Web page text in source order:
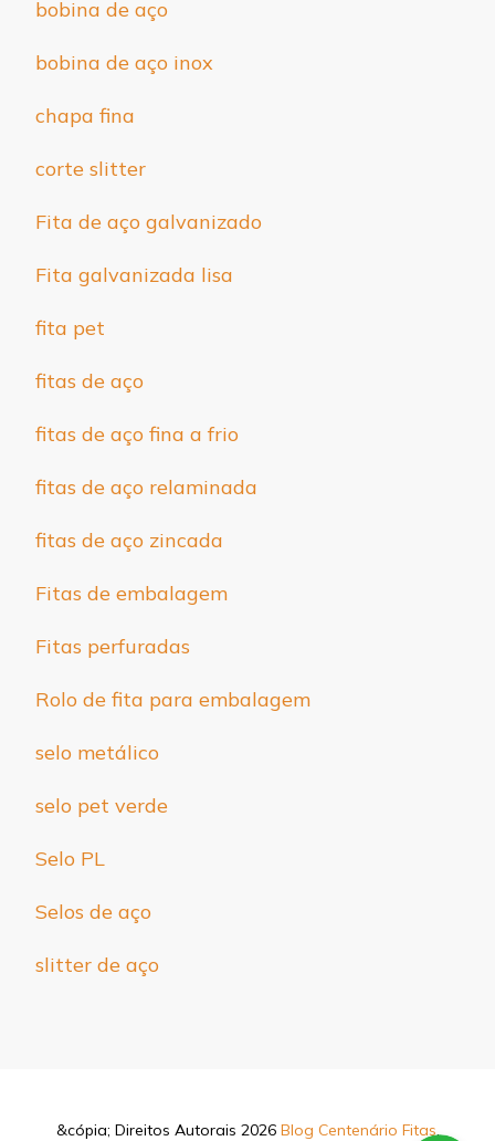
bobina de aço
bobina de aço inox
chapa fina
corte slitter
Fita de aço galvanizado
Fita galvanizada lisa
fita pet
fitas de aço
fitas de aço fina a frio
fitas de aço relaminada
fitas de aço zincada
Fitas de embalagem
Fitas perfuradas
Rolo de fita para embalagem
selo metálico
selo pet verde
Selo PL
Selos de aço
slitter de aço
&cópia; Direitos Autorais 2026 Blog Centenário Fitas.